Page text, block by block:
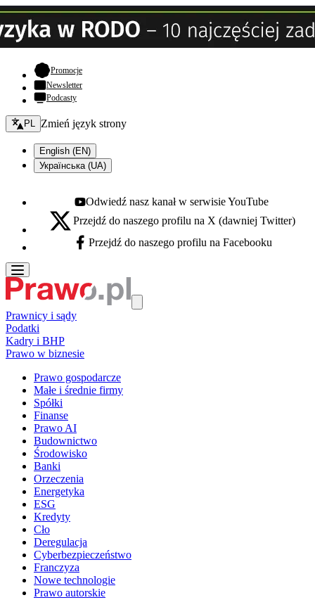
Promocje- otwiera się w nowej karcie
Newsletter
Podcasty
Zmień język - bieżący:
PL Zmień język strony
English (EN)
Українська (UA)
Youtube - otwiera się w nowej karcie
Odwiedź nasz kanał w serwisie YouTube
X - otwiera się w nowej karcie
Przejdź do naszego profilu na X (dawniej Twitter)
Facebook - otwiera się w nowej karcie
Przejdź do naszego profilu na Facebooku
Prawnicy i sądy
Podatki
Kadry i BHP
Prawo w biznesie
Prawo gospodarcze
Małe i średnie firmy
Spółki
Finanse
Prawo AI
Budownictwo
Środowisko
Banki
Orzeczenia
Energetyka
ESG
Kredyty
Cło
Deregulacja
Cyberbezpieczeństwo
Franczyza
Nowe technologie
Prawo autorskie